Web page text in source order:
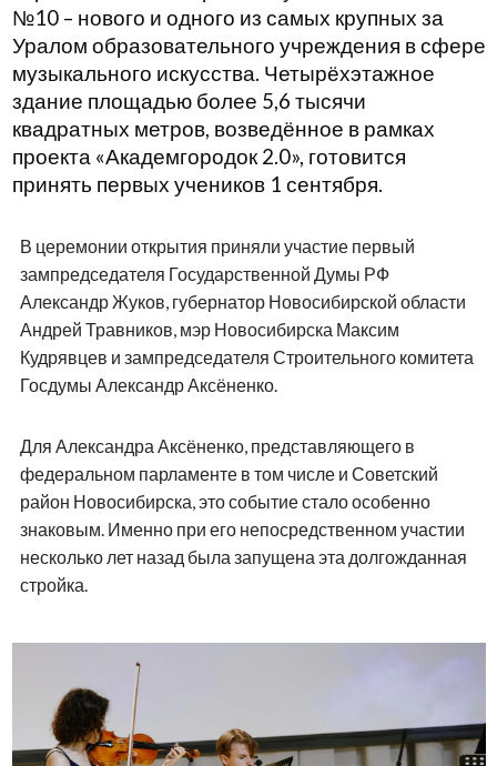
№10 – нового и одного из самых крупных за
Уралом образовательного учреждения в сфере
музыкального искусства. Четырёхэтажное
здание площадью более 5,6 тысячи
квадратных метров, возведённое в рамках
проекта «Академгородок 2.0», готовится
принять первых учеников 1 сентября.
В церемонии открытия приняли участие первый
зампредседателя Государственной Думы РФ
Александр Жуков, губернатор Новосибирской области
Андрей Травников, мэр Новосибирска Максим
Кудрявцев и зампредседателя Строительного комитета
Госдумы Александр Аксёненко.
Для Александра Аксёненко, представляющего в
федеральном парламенте в том числе и Советский
район Новосибирска, это событие стало особенно
знаковым. Именно при его непосредственном участии
несколько лет назад была запущена эта долгожданная
стройка.